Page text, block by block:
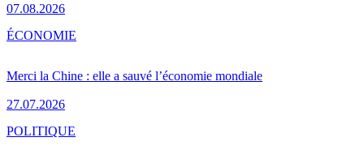
07.08.2026
Merci la Chine : elle a sauvé l’économie mondiale
27.07.2026
ÉCONOMIE
POLITIQUE